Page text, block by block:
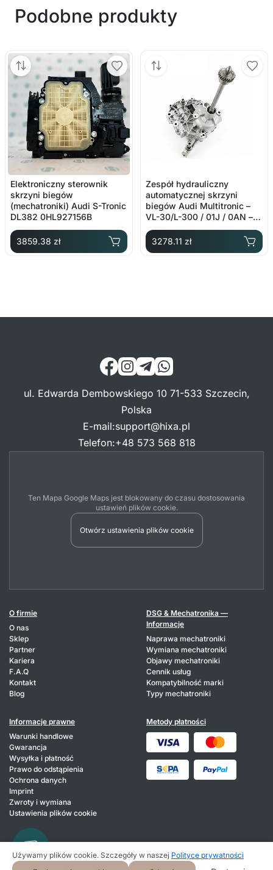
Podobne produkty
Elektroniczny sterownik
skrzyni biegów
(mechatroniki) Audi S-Tronic
DL382 0HL927156B
3859.38 zł
Zespół hydrauliczny
automatycznej skrzyni
biegów Audi Multitronic –
VL-30/L-300 / 01J / 0AN –
OE: 01J927156CQ
3278.11 zł
ul. Edwarda Dembowskiego 10 71-533 Szczecin,
Polska
E-mail:support@hixa.pl
Telefon:+48 573 568 818
Ten Mapa Google Maps jest blokowany do czasu dostosowania
ustawień plików cookie.
Otwórz ustawienia plików cookie
O firmie
O nas
Sklep
Partner
Kariera
F.A.Q
Kontakt
Blog
DSG & Mechatronika —
Informacje
Naprawa mechatroniki
Wymiana mechatroniki
Objawy mechatroniki
Cennik usług
Kompatybilność marki
Typy mechatroniki
Informacje prawne
Warunki handlowe
Gwarancja
Wysyłka i płatność
Prawo do odstąpienia
Ochrona danych
Imprint
Zwroty i wymiana
Ustawienia plików cookie
Metody płatności
© 2026 HIXA. Wszelkie prawa zastrzeżone
Używamy plików cookie. Szczegóły w naszej Polityce prywatności